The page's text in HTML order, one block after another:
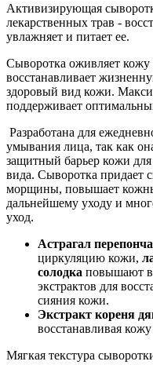
Активизирующая
лекарственных трав -
увлажняет и питает ее.
Сыворотка оживляет
восстанавливает
здоровый вид кожи.
поддерживает
Разработана для
умывания лица, так как
защитный барьер кожи
вида. Сыворотка придает
морщины, повышает
дальнейшему уходу и
уход.
Астрагал
циркуляцию кожи,
солодка повышают
экстрактов для
сияния кожи.
Экстракт кореня
восстанавливая
Мягкая текстура